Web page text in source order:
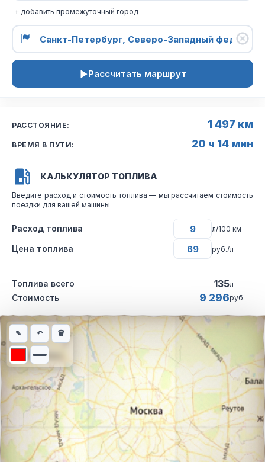
+ добавить промежуточный город
Рассчитать маршрут
РАССТОЯНИЕ: 1 497 км
ВРЕМЯ В ПУТИ: 20 ч 14 мин
КАЛЬКУЛЯТОР ТОПЛИВА
Введите расход и стоимость топлива — мы рассчитаем стоимость
поездки для вашей машины
Расход топлива л/100 км
Цена топлива руб./л
Топлива всего 135л
Стоимость 9 296руб.
Интерактивная карта автомобильного маршрута из города
✎ ↶ 🗑